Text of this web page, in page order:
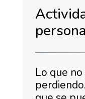
Lo que